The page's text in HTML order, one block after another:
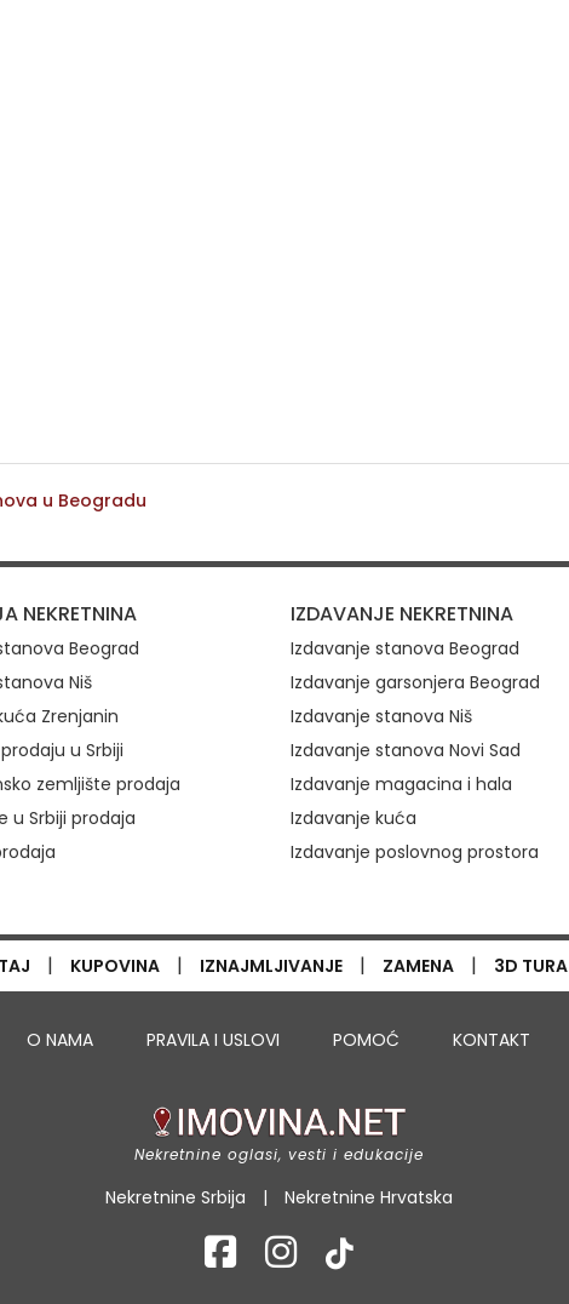
u Beogradu
NEKRETNINA
Beograd
Niš
Zrenjanin
u Srbiji
zemljište prodaja
u Srbiji prodaja
IZDAVANJE NEKRETNINA
Izdavanje stanova Beograd
Izdavanje garsonjera Beograd
Izdavanje stanova Niš
Izdavanje stanova Novi Sad
Izdavanje magacina i hala
Izdavanje kuća
Izdavanje poslovnog prostora
| KUPOVINA | IZNAJMLJIVANJE | ZAMENA | 3D TURA
O NAMA PRAVILA I USLOVI POMOĆ KONTAKT
Nekretnine oglasi, vesti i edukacije
Nekretnine Srbija | Nekretnine Hrvatska